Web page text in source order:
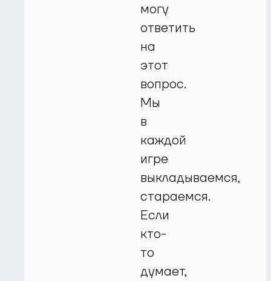
могу
ответить
на
этот
вопрос.
Мы
в
каждой
игре
выкладываемся,
стараемся.
Если
кто-
то
думает,